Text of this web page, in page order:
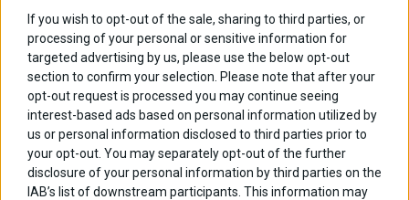
If you wish to opt-out of the sale, sharing to third parties, or
processing of your personal or sensitive information for
targeted advertising by us, please use the below opt-out
section to confirm your selection. Please note that after your
opt-out request is processed you may continue seeing
interest-based ads based on personal information utilized by
us or personal information disclosed to third parties prior to
your opt-out. You may separately opt-out of the further
disclosure of your personal information by third parties on the
IAB’s list of downstream participants. This information may
ΑΡΘΡΟΓΡΑΦΟΙ
Ελευθερία Κούρταλη
Οι «τιμωροί» των ομολόγων επέστρεψαν